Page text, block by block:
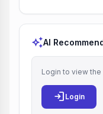
auto_awesomeAI
Login to view
login Login